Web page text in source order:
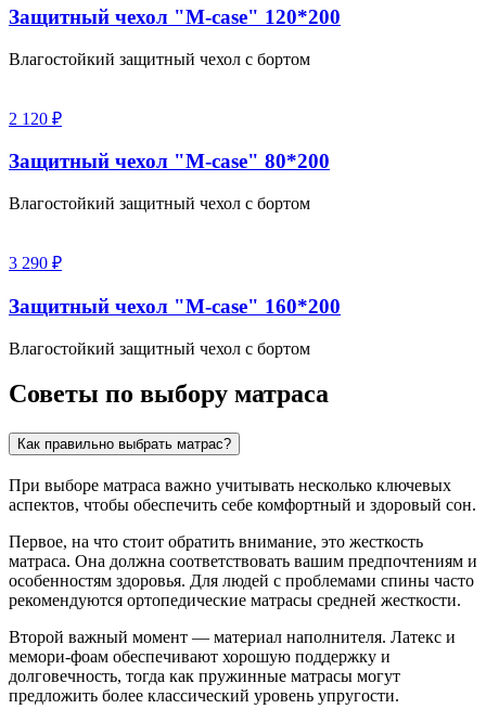
Защитный чехол "M-case" 120*200
Влагостойкий защитный чехол с бортом
2 120 ₽
Защитный чехол "M-case" 80*200
Влагостойкий защитный чехол с бортом
3 290 ₽
Защитный чехол "M-case" 160*200
Влагостойкий защитный чехол с бортом
Советы по выбору матраса
Как правильно выбрать матрас?
При выборе матраса важно учитывать несколько ключевых
аспектов, чтобы обеспечить себе комфортный и здоровый сон.
Первое, на что стоит обратить внимание, это жесткость
матраса. Она должна соответствовать вашим предпочтениям и
особенностям здоровья. Для людей с проблемами спины часто
рекомендуются ортопедические матрасы средней жесткости.
Второй важный момент — материал наполнителя. Латекс и
мемори-фоам обеспечивают хорошую поддержку и
долговечность, тогда как пружинные матрасы могут
предложить более классический уровень упругости.